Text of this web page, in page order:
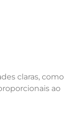
claras, como
ao